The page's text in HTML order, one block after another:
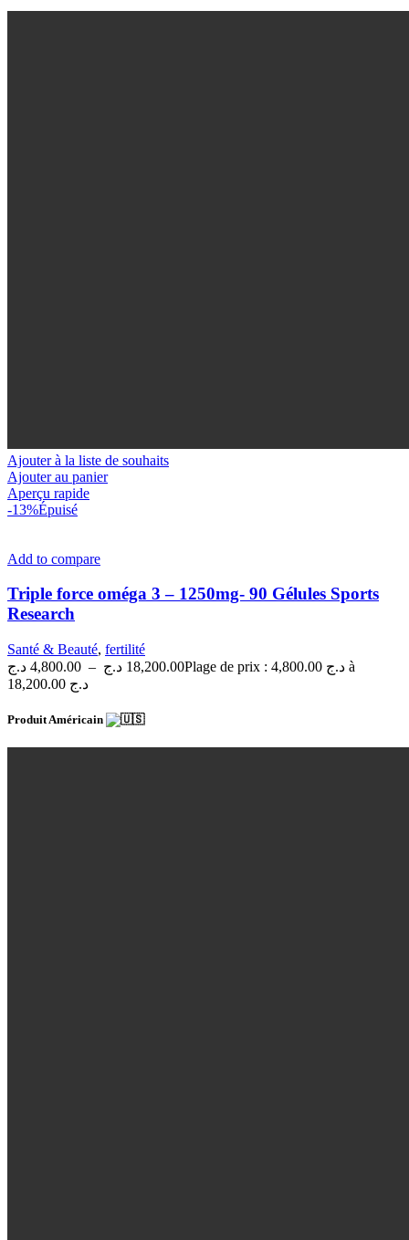
Ajouter à la liste de souhaits
Ajouter au panier
Aperçu rapide
-13%Épuisé
Add to compare
Triple force oméga 3 – 1250mg- 90 Gélules Sports
Research
Santé & Beauté, fertilité
4,800.00 د.ج – 18,200.00 د.ج
Plage de prix : 4,800.00 د.ج à
18,200.00 د.ج
Produit Américain